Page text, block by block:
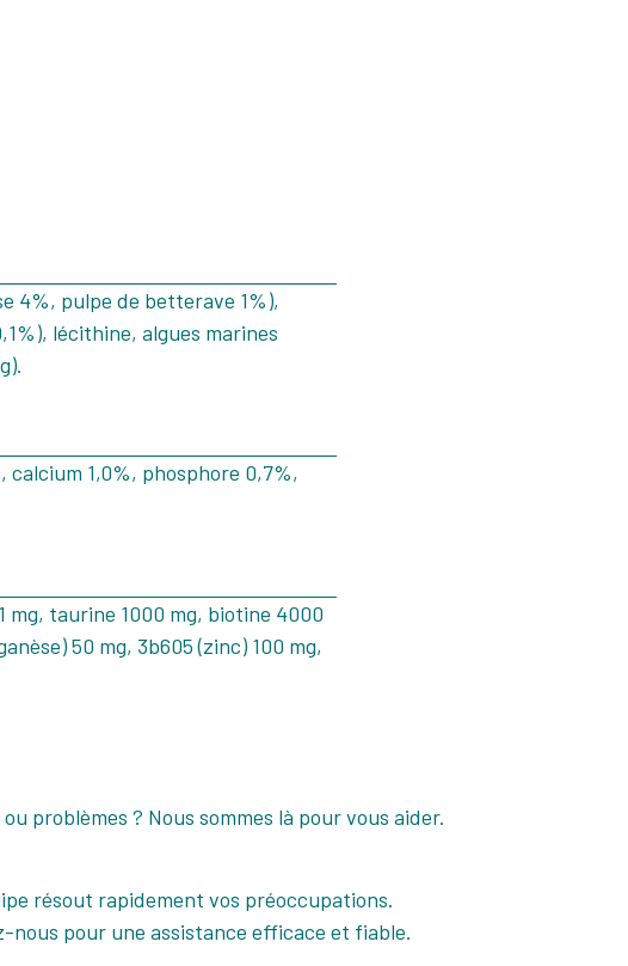
4%, pulpe de betterave 1%),
lécithine, algues marines
1,0%, phosphore 0,7%,
mg, taurine 1000 mg, biotine 4000
50 mg, 3b605 (zinc) 100 mg,
problèmes ? Nous sommes là pour vous aider.
résout rapidement vos préoccupations.
nous pour une assistance efficace et fiable.